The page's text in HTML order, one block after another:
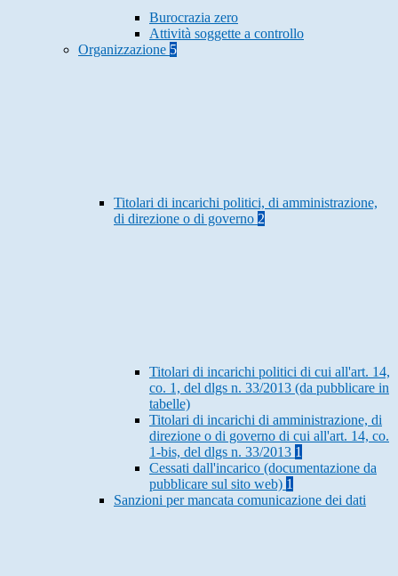
Burocrazia zero
Attività soggette a controllo
Organizzazione 5
Titolari di incarichi politici, di amministrazione,
di direzione o di governo 2
Titolari di incarichi politici di cui all'art. 14,
co. 1, del dlgs n. 33/2013 (da pubblicare in
tabelle)
Titolari di incarichi di amministrazione, di
direzione o di governo di cui all'art. 14, co.
1-bis, del dlgs n. 33/2013 1
Cessati dall'incarico (documentazione da
pubblicare sul sito web) 1
Sanzioni per mancata comunicazione dei dati